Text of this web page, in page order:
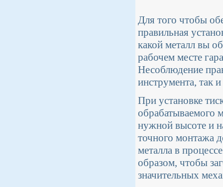
Для того чтобы
правильная
какой металл вы
рабочем месте
Несоблюдение
инструмента, так и
При установке
обрабатываемого
нужной высоте и
точного монтажа
металла в
образом, чтобы
значительных